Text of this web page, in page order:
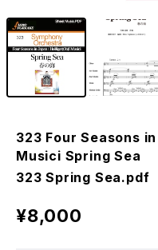
323 Four Seasons
Musici Spring Sea
323 Spring Sea.pdf
¥8,000